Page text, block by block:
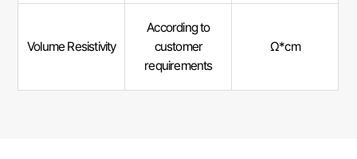
Volume Resistivity
According to
customer
requirements
Ω*cm